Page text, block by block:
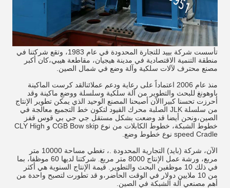
تأسست شركة بييد للتجارة المحدودة في عام 1983، وتقع شركتنا في
منطقة التنمية الاقتصادية في مدينة هيجيان، مقاطعة هيبي،كان أكبر
مصنع محترف لآلات سلكية وآلة وضع في شمال الصين.
منذ عام 2006 اعتماداً على رعاية ودعم عملائنالقد كرست الماكينة
باوهونغ للبحث والتطوير من آلة سلكية وسلسلة ووضع ماكينة وقد
أحرزت تحسنا كبيراالآن أصبحنا المصنع الوحيد الذي يمكن تطوير الإنتاج
من سلسلة JLK الصلبة محرك القيود لتكون خط التجميع معالجة في
الصين،ونحن أيضا قد وضعت بشكل مستقل جي جي بي قوس قفز
خطوط الشبكة، خطوط الكابلات من نوع CGB Bow skip و CLY High
speed Cradle نوع خطوط وضع.
الآن، شركة (بايد) التجارية المحدودة .، تغطي مساحة 10000 متر
مربع، ورشة عمل الإنتاج 8000 متر مربع. شركتنا لديها 60 موظفا، بما
في ذلك 10 موظفين البحث والتطوير. قيمة الإنتاج السنوية هي أكثر
من 10 ملايين دولار في الوقت الحاضر،و قد تطورت لتصبح واحدة من
أهم مصنعي آلة الشبكة في الصين.